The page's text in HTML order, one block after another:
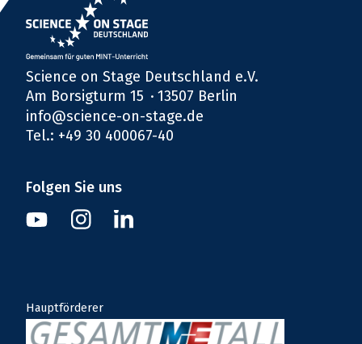
Science on Stage Deutschland e.V.
Am Borsigturm 15
13507 Berlin
info@science-on-stage.de
Tel.: +49 30 400067-40
Folgen Sie uns
YoutubeInstagramLinkedin
Hauptförderer